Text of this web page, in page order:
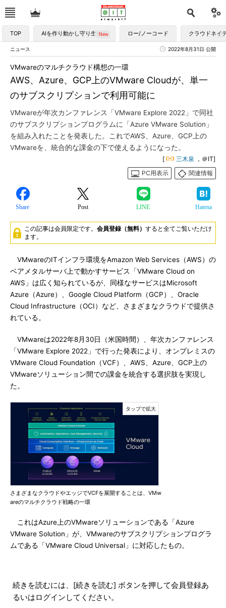
TOP AIを作り動かし守り生かす ロー/ノーコード クラウドネイ
ニュース 2022年8月31日 公開
AWS、Azure、GCP上のVMware Cloudが、単一
のサブスクリプションで利用可能に
VMwareのマルチクラウド構想の一環
VMwareが年次カンファレンス「VMware Explore 2022」で同社
のサブスクリプションプログラムに「Azure VMware Solution」
を組み入れたことを発表した。これでAWS、Azure、GCP上の
VMwareを、統合的な課金の下で使えるようになった。
[ 三木泉 ，＠IT]
PC用表示
関連情報
Share Post LINE Hatena
この記事は会員限定です。 会員登録（無料） すると全てご覧いただけ
ます。
VMwareのITインフラ環境をAmazon Web Services（AWS）の
ベアメタルサーバ上で動かすサービス「VMware Cloud on
AWS」は広く知られているが、同様なサービスはMicrosoft
Azure（Azure）、Google Cloud Platform（GCP）、Oracle
Cloud Infrastructure（OCI）など、さまざまなクラウドで提供さ
れている。
VMwareは2022年8月30日（米国時間）、年次カンファレンス
「VMware Explore 2022」で行った発表により、オンプレミスの
VMware Cloud Foundation（VCF）、AWS、Azure、GCP上の
VMwareソリューション間での課金を統合する選択肢を実現し
た。
さまざまなクラウドやエッジでVCFを展開することは、VMw
areのマルチクラウド戦略の一環
これはAzure上のVMwareソリューションである「Azure
VMware Solution」が、VMwareのサブスクリプションプログラ
ムである「VMware Cloud Universal」に対応したもの。
続きを読むには、[続きを読む] ボタンを押して会員登録あ
るいはログインしてください。